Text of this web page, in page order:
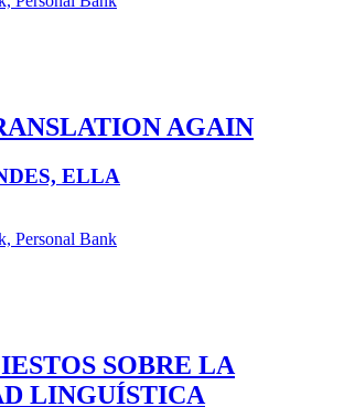
AGAIN
ELLA
SOBRE LA
LINGUÍSTICA